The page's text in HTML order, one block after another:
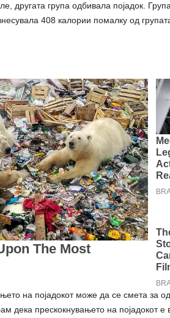
другата група одбивала појадок.
408 калории помалку од
на појадокот може да се смета за
дека прескокнувањето на појадокот е